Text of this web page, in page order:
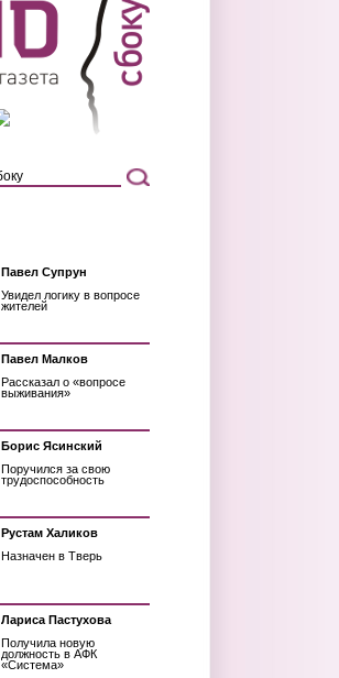
Павел Супрун
Увидел логику в вопросе
жителей
Павел Малков
Рассказал о «вопросе
выживания»
Борис Ясинский
Поручился за свою
трудоспособность
Рустам Халиков
Назначен в Тверь
Лариса Пастухова
Получила новую
должность в АФК
«Система»